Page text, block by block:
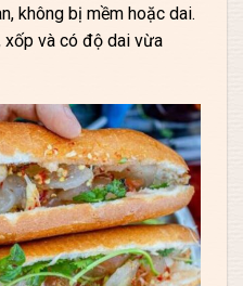
không bị mềm hoặc dai.
xốp và có độ dai vừa